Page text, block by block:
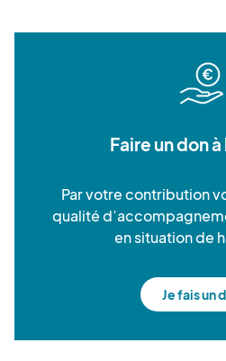
Faire un don à
Par votre contribution
qualité
en situation de
Je fais un